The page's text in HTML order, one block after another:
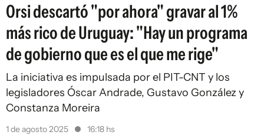
Orsi descartó "por ahora" gravar al 1%
más rico de Uruguay: "Hay un programa
de gobierno que es el que me rige"
La iniciativa es impulsada por el PIT-CNT y los
legisladores Óscar Andrade, Gustavo González y
Constanza Moreira
1 de agosto 2025 16:18 hs